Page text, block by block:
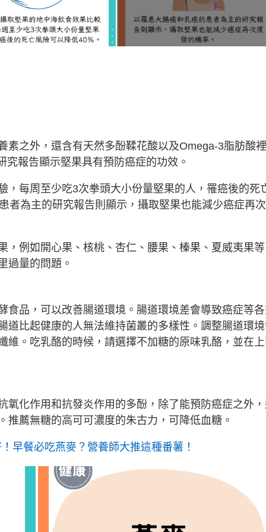
素之外，還含有天然多酚鞣花酸以及Omega-3脂肪酸
報告顯示堅果具有預防癌症的功效。
，每周至少吃3次拳頭大小份量堅果的人，罹癌後的死
者為主的研究報告則顯示，攝取堅果也能減少癌症再
，例如開心果、核桃、杏仁、腰果、榛果、夏威夷果
過量的問題。
食品，可以改善腸道環境。腸道環境差會導致癌症等
道比起健康的人無法維持菌叢的多樣性。調整腸道環
維。吃乳酪的時候，請選擇不加糖的原味乳酪，並在
氧化作用和抗發炎作用的多酚，除了能預防癌症之外
薦無糖的高可可濃度的朱古力，可降低血糖。
早餐必吃燕麥？營養師大推這種番薯！